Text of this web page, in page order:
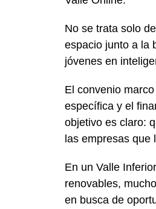
No se trata solo
espacio junto a la
jóvenes en
El convenio
específica y el
objetivo es claro:
las empresas
En un Valle
renovables,
en busca de